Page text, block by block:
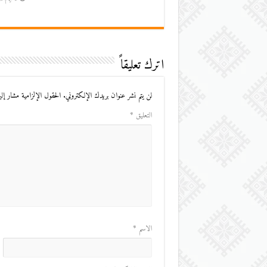
اترك تعليقاً
لن يتم نشر عنوان بريدك الإلكتروني. الحقول الإلزامية مشار
التعليق *
الاسم *